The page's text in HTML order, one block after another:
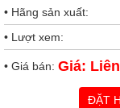
• Hãng sản xuất:
• Lượt xem:
• Giá bán: Giá:
ĐẶT